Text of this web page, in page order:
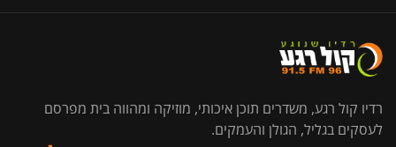
רדיו קול רגע, משדרים תוכן איכותי, מוזיקה ומהווה בית מפרסם
לעסקים בגליל, הגולן והעמקים.